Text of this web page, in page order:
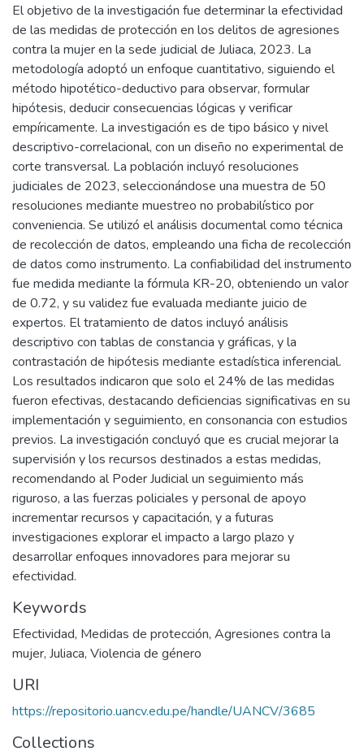
El objetivo de la investigación fue determinar la efectividad
de las medidas de protección en los delitos de agresiones
contra la mujer en la sede judicial de Juliaca, 2023. La
metodología adoptó un enfoque cuantitativo, siguiendo el
método hipotético-deductivo para observar, formular
hipótesis, deducir consecuencias lógicas y verificar
empíricamente. La investigación es de tipo básico y nivel
descriptivo-correlacional, con un diseño no experimental de
corte transversal. La población incluyó resoluciones
judiciales de 2023, seleccionándose una muestra de 50
resoluciones mediante muestreo no probabilístico por
conveniencia. Se utilizó el análisis documental como técnica
de recolección de datos, empleando una ficha de recolección
de datos como instrumento. La confiabilidad del instrumento
fue medida mediante la fórmula KR-20, obteniendo un valor
de 0.72, y su validez fue evaluada mediante juicio de
expertos. El tratamiento de datos incluyó análisis
descriptivo con tablas de constancia y gráficas, y la
contrastación de hipótesis mediante estadística inferencial.
Los resultados indicaron que solo el 24% de las medidas
fueron efectivas, destacando deficiencias significativas en su
implementación y seguimiento, en consonancia con estudios
previos. La investigación concluyó que es crucial mejorar la
supervisión y los recursos destinados a estas medidas,
recomendando al Poder Judicial un seguimiento más
riguroso, a las fuerzas policiales y personal de apoyo
incrementar recursos y capacitación, y a futuras
investigaciones explorar el impacto a largo plazo y
desarrollar enfoques innovadores para mejorar su
efectividad.
Keywords
Efectividad, Medidas de protección, Agresiones contra la
mujer, Juliaca, Violencia de género
URI
https://repositorio.uancv.edu.pe/handle/UANCV/3685
Collections